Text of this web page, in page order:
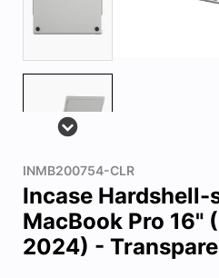
INMB200754-CLR
Incase Hardshell-
MacBook Pro 16"
2024) -